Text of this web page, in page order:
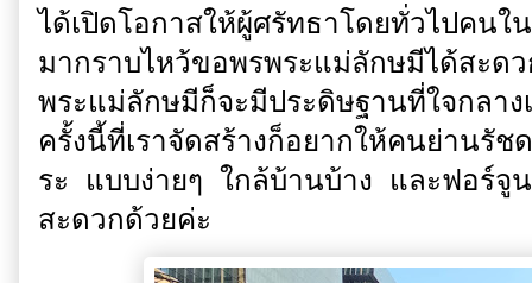
ได้เปิดโอกาสให้ผู้ศรัทธาโดยทั่วไปคนใ
มากราบไหว้ขอพรพระแม่ลักษมีได้สะด
พระแม่ลักษมีก็จะมีประดิษฐานที่ใจกลา
ครั้งนี้ที่เราจัดสร้างก็อยากให้คนย่านรั
ระ แบบง่ายๆ ใกล้บ้านบ้าง และฟอร์จู
สะดวกด้วยค่ะ